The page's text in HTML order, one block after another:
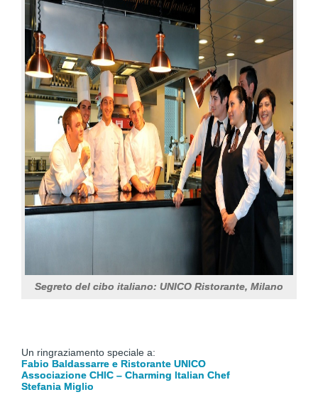
Segreto del cibo italiano: UNICO Ristorante, Milano
Un ringraziamento speciale a:
Fabio Baldassarre e Ristorante UNICO
Associazione CHIC – Charming Italian Chef
Stefania Miglio